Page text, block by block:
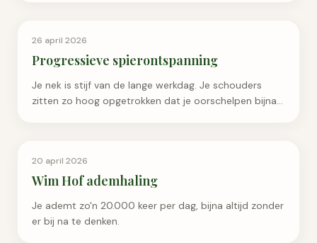
Ademhaling & Ontspanning
26 april 2026
Progressieve spierontspanning
Je nek is stijf van de lange werkdag. Je schouders
zitten zo hoog opgetrokken dat je oorschelpen bijna
Ademhaling & Ontspanning
20 april 2026
Wim Hof ademhaling
Je ademt zo'n 20.000 keer per dag, bijna altijd zonder
er bij na te denken.